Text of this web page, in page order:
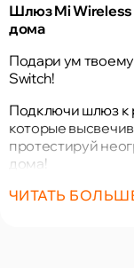
Шлюз Mi Wireless
дома
Подари ум
Switch!
Подключи шлюз к
которые
протестируй
дома!
ЧИТАТЬ